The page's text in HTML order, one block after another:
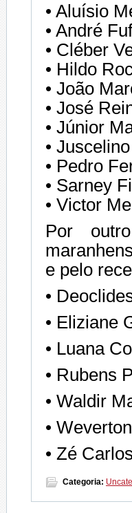
• Aluísio
• André
• Cléber
• Hildo
• João
• José
• Júnior
•
• Pedro
• Sarney
• Victor
Por
e pelo
•
• Eliziane
• Luana
• Rubens
• Waldir
•
• Zé
Categoria: